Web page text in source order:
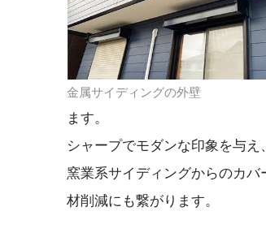
金属サイディングの外壁
ます。
シャープでモダンな印象を与え
窯業系サイディングからのカ
材削減にも繋がります。